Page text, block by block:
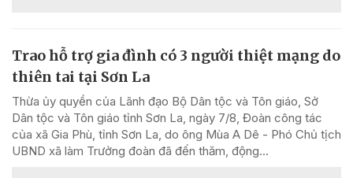
Trao hỗ trợ gia đình có 3 người thiệt mạng do
thiên tai tại Sơn La
Thừa ủy quyền của Lãnh đạo Bộ Dân tộc và Tôn giáo, Sở
Dân tộc và Tôn giáo tỉnh Sơn La, ngày 7/8, Đoàn công tác
của xã Gia Phù, tỉnh Sơn La, do ông Mùa A Dê - Phó Chủ tịch
UBND xã làm Trưởng đoàn đã đến thăm, động...